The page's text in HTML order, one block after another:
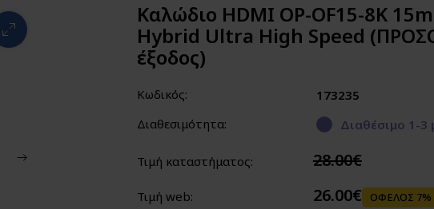
Καλώδιο HDMI OP-OF15-8K
Hybrid Ultra High Speed
έξοδος)
Κωδικός:
173235
Διαθεσιμότητα:
Διαθέσιμο 1-3
Τιμή καταστήματος: 28.00€
Τιμή web: 26.00€ ΟΦΕΛΟΣ 7%